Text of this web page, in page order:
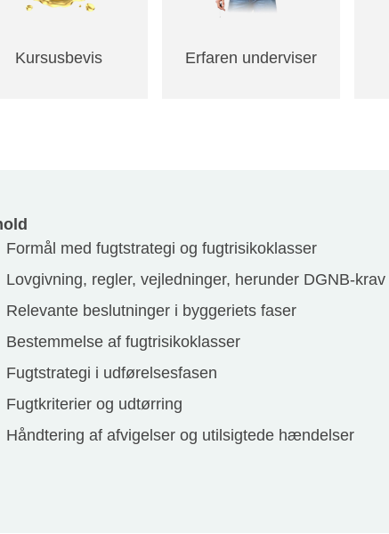
Kursusbevis Erfaren underviser
Formål med fugtstrategi og fugtrisikoklasser
Lovgivning, regler, vejledninger, herunder DGNB-krav
Relevante beslutninger i byggeriets faser
Bestemmelse af fugtrisikoklasser
Fugtstrategi i udførelsesfasen
Fugtkriterier og udtørring
Håndtering af afvigelser og utilsigtede hændelser